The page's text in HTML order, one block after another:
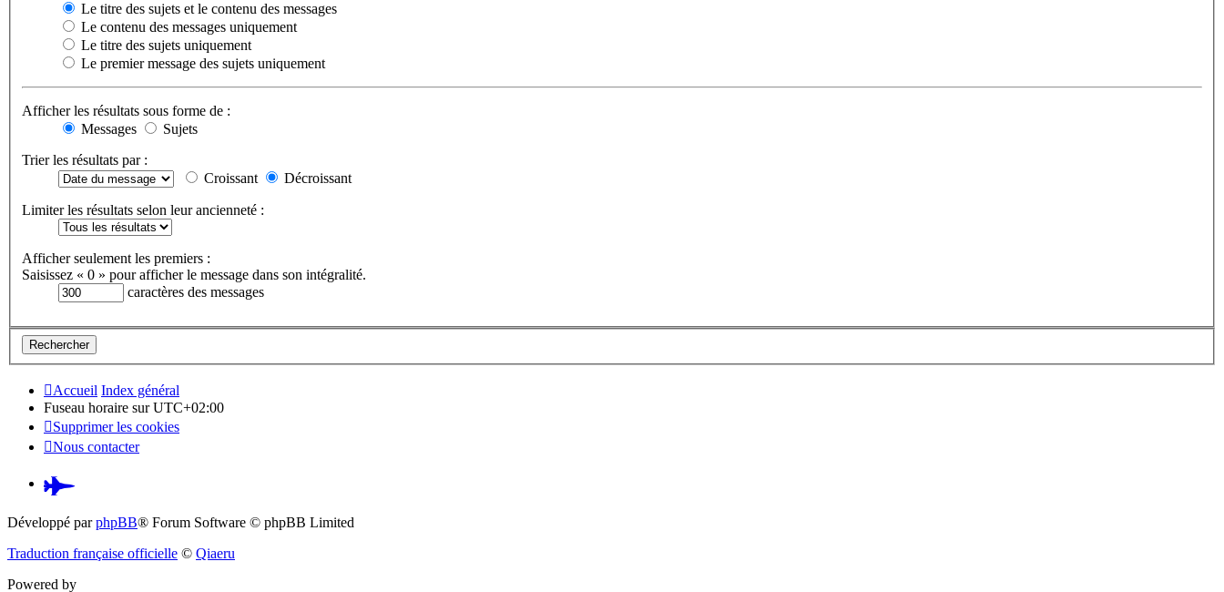
Le titre des sujets et le contenu des messages
Le contenu des messages uniquement
Le titre des sujets uniquement
Le premier message des sujets uniquement
Afficher les résultats sous forme de :
Messages
Sujets
Trier les résultats par :
Croissant
Décroissant
Limiter les résultats selon leur ancienneté :
Afficher seulement les premiers :
Saisissez « 0 » pour afficher le message dans son intégralité.
caractères des messages
Accueil Index général
Fuseau horaire surUTC+02:00
Supprimer les cookies
Nous contacter
Pardus.at
(S’ouvre
Développé parphpBB® Forum Software © phpBB Limited
Traduction française officielle © Qiaeru
Powered by